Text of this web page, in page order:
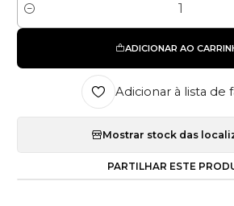
Quantidade
ADICIONAR AO
Adicionar à lista de
Mostrar stock das
PARTILHAR ESTE